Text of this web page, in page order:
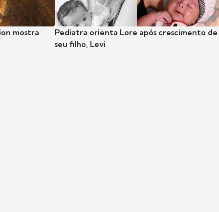
mostra
Pediatra orienta Lore após crescimento de
seu filho, Levi